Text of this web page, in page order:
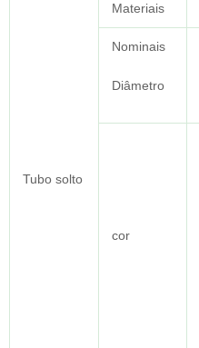
Tubo solto
Materiais
Nominais
Diâmetro
cor